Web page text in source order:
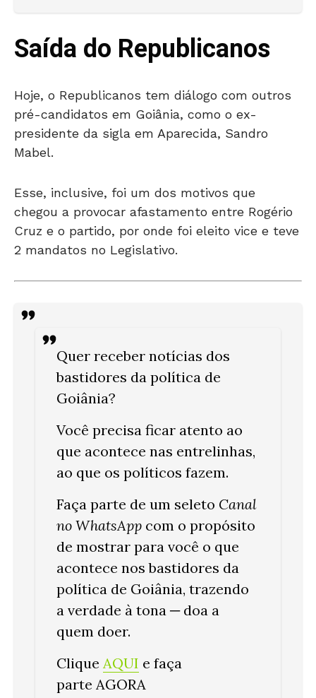
Saída do Republicanos
Hoje, o Republicanos tem diálogo com outros
pré-candidatos em Goiânia, como o ex-
presidente da sigla em Aparecida, Sandro
Mabel.
Esse, inclusive, foi um dos motivos que
chegou a provocar afastamento entre Rogério
Cruz e o partido, por onde foi eleito vice e teve
2 mandatos no Legislativo.
Quer receber notícias dos
bastidores da política de
Goiânia?
Você precisa ficar atento ao
que acontece nas entrelinhas,
ao que os políticos fazem.
Faça parte de um seleto Canal
no WhatsApp com o propósito
de mostrar para você o que
acontece nos bastidores da
política de Goiânia, trazendo
a verdade à tona ─ doa a
quem doer.
Clique AQUI e faça
parte AGORA